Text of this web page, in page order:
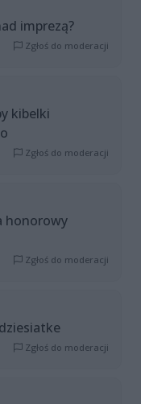
imprezą?
Zgłoś do moderacji
kibelki
Zgłoś do moderacji
honorowy
Zgłoś do moderacji
Zgłoś do moderacji